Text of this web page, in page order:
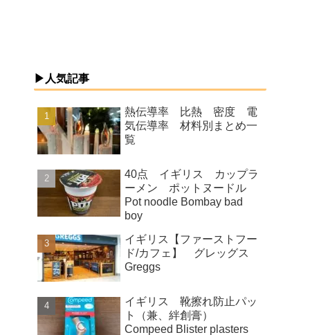
▶人気記事
熱伝導率 比熱 密度 電
気伝導率 材料別まとめ一
覧
40点 イギリス カップラ
ーメン ポットヌードル
Pot noodle Bombay bad
boy
イギリス【ファーストフー
ド/カフェ】 グレッグス
Greggs
イギリス 靴擦れ防止パッ
ト（兼、絆創膏）
Compeed Blister plasters